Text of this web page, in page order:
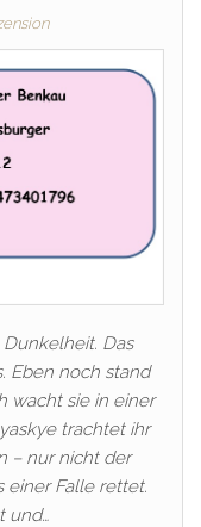
Das
Eben noch stand
wacht sie in einer
trachtet ihr
– nur nicht der
einer Falle rettet.
und…